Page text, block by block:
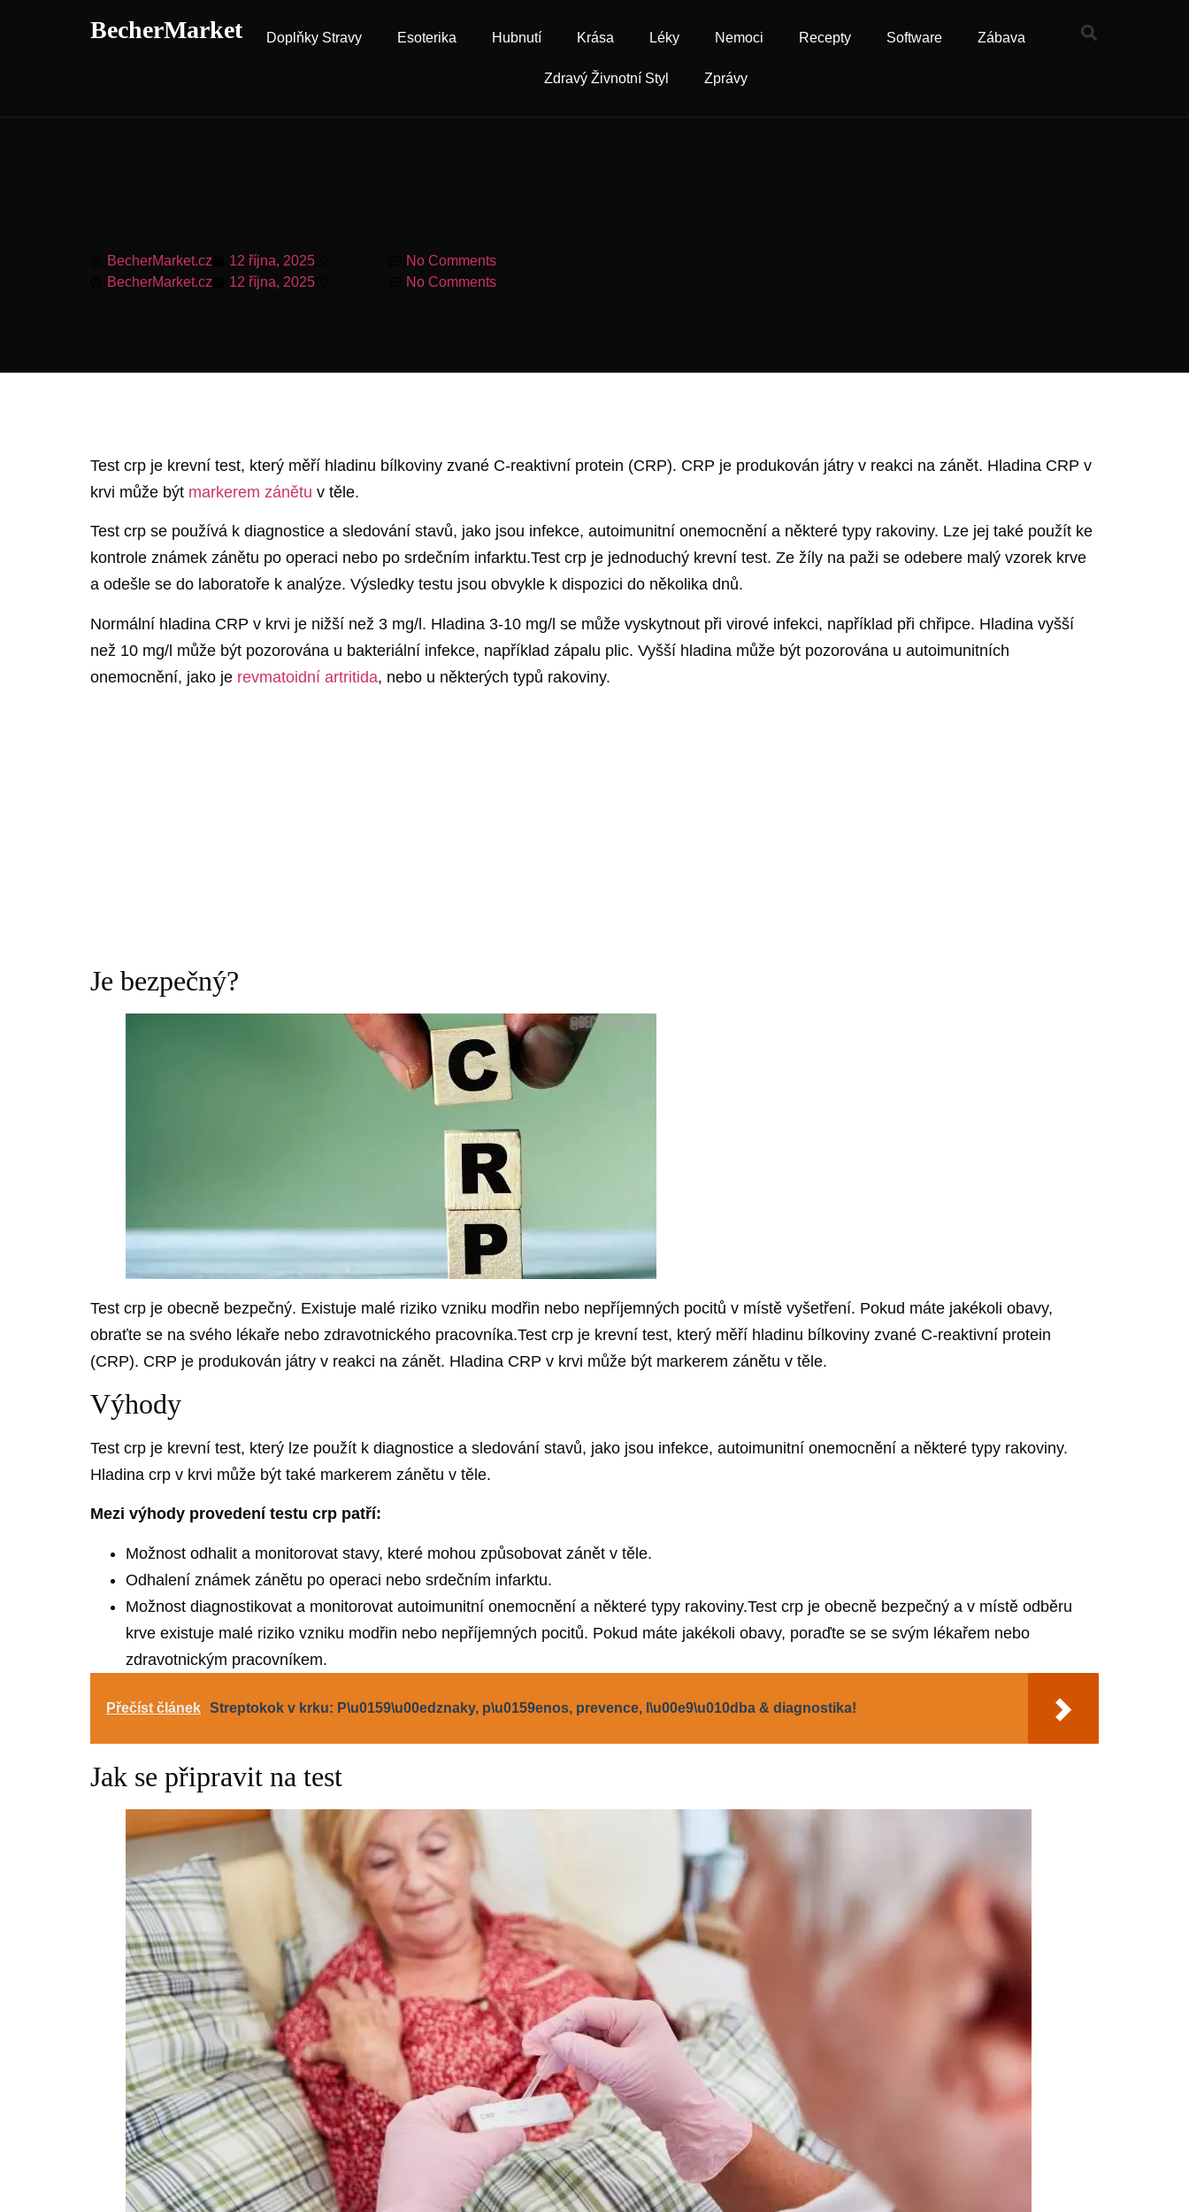
BecherMarket Doplňky Stravy Esoterika Hubnutí Krása Léky Nemoci Recepty Software Zábava
Zdravý Živnotní Styl Zprávy
BecherMarket.cz 12 října, 2025
No Comments
BecherMarket.cz
12 října, 2025 No Comments
Test crp je krevní test, který měří hladinu bílkoviny zvané C-reaktivní protein (CRP). CRP je produkován játry v reakci na zánět. Hladina CRP v
krvi může být markerem zánětu v těle.
Test crp se používá k diagnostice a sledování stavů, jako jsou infekce, autoimunitní onemocnění a některé typy rakoviny. Lze jej také použít ke
kontrole známek zánětu po operaci nebo po srdečním infarktu.Test crp je jednoduchý krevní test. Ze žíly na paži se odebere malý vzorek krve
a odešle se do laboratoře k analýze. Výsledky testu jsou obvykle k dispozici do několika dnů.
Normální hladina CRP v krvi je nižší než 3 mg/l. Hladina 3-10 mg/l se může vyskytnout při virové infekci, například při chřipce. Hladina vyšší
než 10 mg/l může být pozorována u bakteriální infekce, například zápalu plic. Vyšší hladina může být pozorována u autoimunitních
onemocnění, jako je revmatoidní artritida, nebo u některých typů rakoviny.
Je bezpečný?
Test crp je obecně bezpečný. Existuje malé riziko vzniku modřin nebo nepříjemných pocitů v místě vyšetření. Pokud máte jakékoli obavy,
obraťte se na svého lékaře nebo zdravotnického pracovníka.Test crp je krevní test, který měří hladinu bílkoviny zvané C-reaktivní protein
(CRP). CRP je produkován játry v reakci na zánět. Hladina CRP v krvi může být markerem zánětu v těle.
Výhody
Test crp je krevní test, který lze použít k diagnostice a sledování stavů, jako jsou infekce, autoimunitní onemocnění a některé typy rakoviny.
Hladina crp v krvi může být také markerem zánětu v těle.
Mezi výhody provedení testu crp patří:
Možnost odhalit a monitorovat stavy, které mohou způsobovat zánět v těle.
Odhalení známek zánětu po operaci nebo srdečním infarktu.
Možnost diagnostikovat a monitorovat autoimunitní onemocnění a některé typy rakoviny.Test crp je obecně bezpečný a v místě odběru
krve existuje malé riziko vzniku modřin nebo nepříjemných pocitů. Pokud máte jakékoli obavy, poraďte se se svým lékařem nebo
zdravotnickým pracovníkem.
Přečíst článek Streptokok v krku: P\u0159\u00edznaky, p\u0159enos, prevence, l\u00e9\u010dba & diagnostika!
Jak se připravit na test